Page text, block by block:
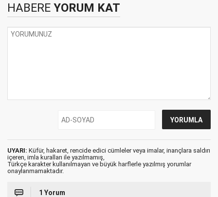
HABERE YORUM KAT
UYARI: Küfür, hakaret, rencide edici cümleler veya imalar, inançlara saldırı
içeren, imla kuralları ile yazılmamış,
Türkçe karakter kullanılmayan ve büyük harflerle yazılmış yorumlar
onaylanmamaktadır.
1 Yorum